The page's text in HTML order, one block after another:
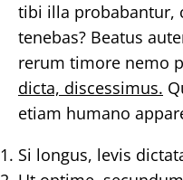
tibi illa probabantur,
tenebas? Beatus
rerum timore nemo
dicta, discessimus.
etiam humano
Si longus, levis